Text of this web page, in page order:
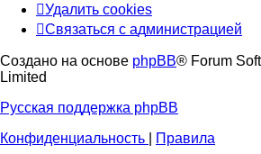
Удалить cookies
Связаться
администрацией
Связаться с администрацией
Создано на основе phpBB® Forum
Limited
Русская поддержка phpBB
Конфиденциальность
Правила